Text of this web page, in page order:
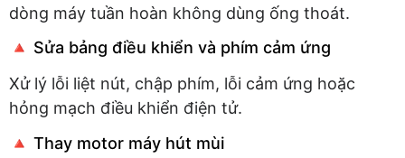
dòng máy tuần hoàn không dùng ống thoát.
🔺 Sửa bảng điều khiển và phím cảm ứng
Xử lý lỗi liệt nút, chập phím, lỗi cảm ứng hoặc
hỏng mạch điều khiển điện tử.
🔺 Thay motor máy hút mùi